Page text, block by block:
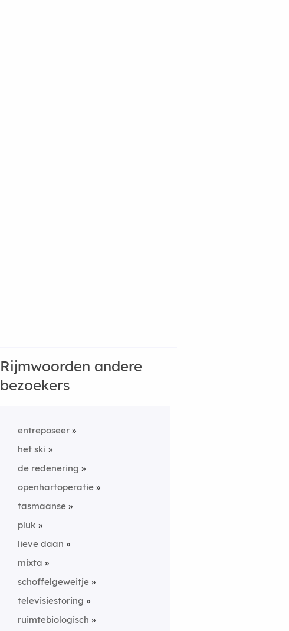
Rijmwoorden andere
bezoekers
entreposeer
het ski
de redenering
openhartoperatie
tasmaanse
pluk
lieve daan
mixta
schoffelgeweitje
televisiestoring
ruimtebiologisch